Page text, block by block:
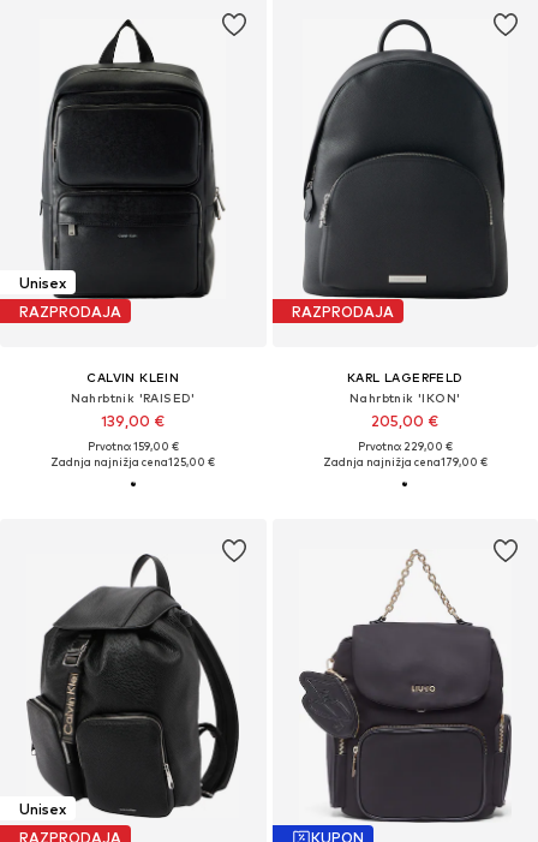
Unisex
RAZPRODAJA
CALVIN KLEIN
Nahrbtnik 'RAISED'
139,00 €
Prvotno: 159,00 €
Zadnja najnižja cena125,00 €
RAZPRODAJA
KARL LAGERFELD
Nahrbtnik 'IKON'
205,00 €
Prvotno: 229,00 €
Zadnja najnižja cena179,00 €
Unisex
RAZPRODAJA
KUPON